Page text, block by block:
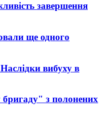
завершення
ще одного
вибуху в
з полонених